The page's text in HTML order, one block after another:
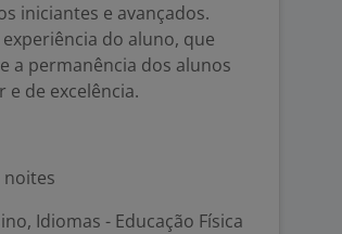
iniciantes e avançados.
do aluno, que
a permanência dos alunos
de excelência.
noites
Idiomas - Educação Física